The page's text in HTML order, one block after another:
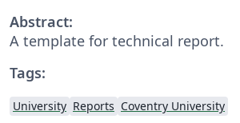
Abstract:
A template for technical report.
Tags:
University Reports Coventry University